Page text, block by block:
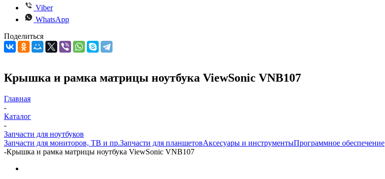
Viber
WhatsApp
Поделиться
Крышка и рамка матрицы ноутбука ViewSonic VNB107
Главная
-
Каталог
-
Запчасти для ноутбуков
Запчасти для мониторов, ТВ и пр.Запчасти для планшетовАксесуары и инструментыПрограммное обеспечение
-Крышка и рамка матрицы ноутбука ViewSonic VNB107